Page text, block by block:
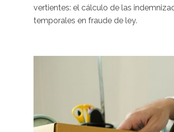
vertientes: el cálculo de las
temporales en fraude de ley.